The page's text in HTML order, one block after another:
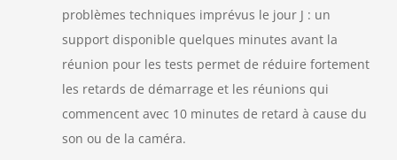
problèmes techniques imprévus le jour J : un
support disponible quelques minutes avant la
réunion pour les tests permet de réduire fortement
les retards de démarrage et les réunions qui
commencent avec 10 minutes de retard à cause du
son ou de la caméra.